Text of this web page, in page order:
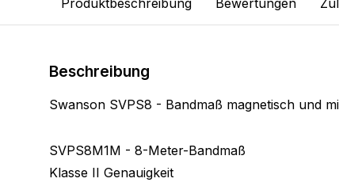
Produktbeschreibung Bewertungen
Beschreibung
Swanson SVPS8 - Bandmaß magnetisch und
SVPS8M1M - 8-Meter-Bandmaß
Klasse II Genauigkeit